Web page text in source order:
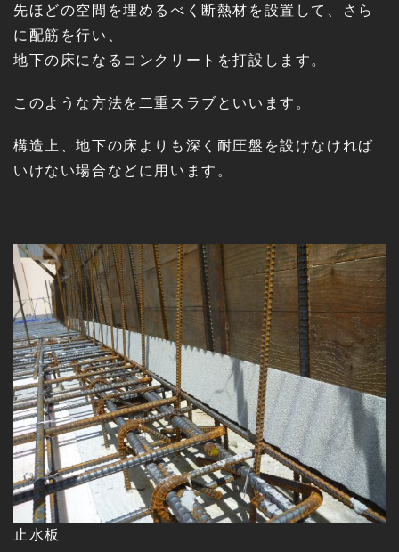
先ほどの空間を埋めるべく断熱材を設置して、さら
に配筋を行い、
地下の床になるコンクリートを打設します。
このような方法を二重スラブといいます。
構造上、地下の床よりも深く耐圧盤を設けなければ
いけない場合などに用います。
止水板